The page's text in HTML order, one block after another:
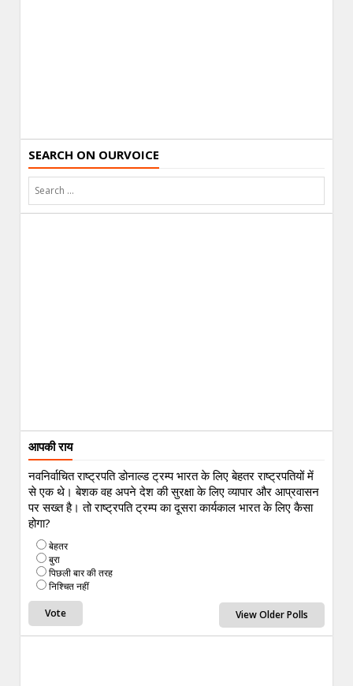
SEARCH ON OURVOICE
आपकी राय
नवनिर्वाचित राष्ट्रपति डोनाल्ड ट्रम्प भारत के लिए बेहतर राष्ट्रपतियों में
से एक थे। बेशक वह अपने देश की सुरक्षा के लिए व्यापार और आप्रवासन
पर सख्त है। तो राष्ट्रपति ट्रम्प का दूसरा कार्यकाल भारत के लिए कैसा
होगा?
बेहतर
बुरा
पिछली बार की तरह
निश्चित नहीं
View Older Polls